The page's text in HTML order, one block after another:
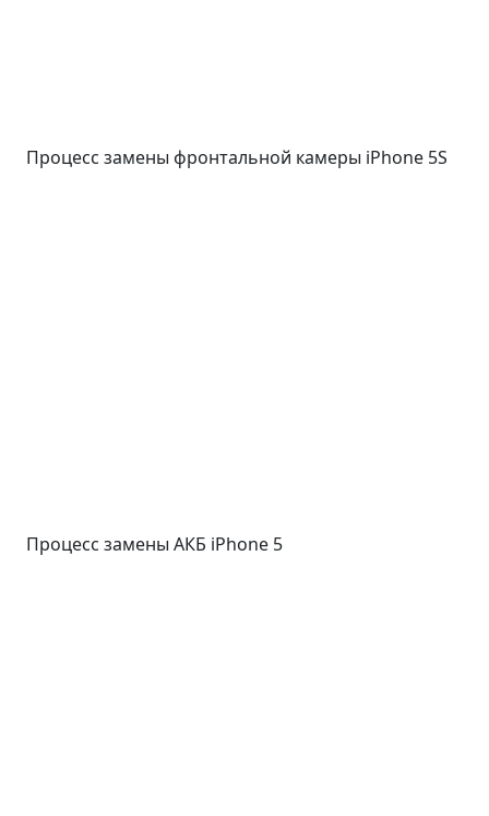
Процесс замены фронтальной камеры iPhone 5S
Процесс замены АКБ iPhone 5